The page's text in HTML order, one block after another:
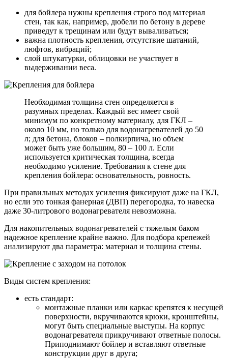
для бойлера нужны крепления строго под материал
стен, так как, например, дюбели по бетону в дереве
приведут к трещинам или будут вываливаться;
важна плотность крепления, отсутствие шатаний,
люфтов, вибраций;
слой штукатурки, облицовки не участвует в
выдерживании веса.
Необходимая толщина стен определяется в
разумных пределах. Каждый вес имеет свой
минимум по конкретному материалу, для ГКЛ –
около 10 мм, но только для водонагревателей до 50
л; для бетона, блоков – полкирпича, но объем
может быть уже большим, 80 – 100 л. Если
используется критическая толщина, всегда
необходимо усиление. Требования к стене для
крепления бойлера: основательность, ровность.
При правильных методах усиления фиксируют даже на ГКЛ,
но если это тонкая фанерная (ДВП) перегородка, то навеска
даже 30-литрового водонагревателя невозможна.
Для накопительных водонагревателей с тяжелым баком
надежное крепление крайне важно. Для подбора крепежей
анализируют два параметра: материал и толщина стены.
Виды систем крепления:
есть стандарт:
монтажные планки или каркас крепятся к несущей
поверхности, вкручиваются крюки, кронштейны,
могут быть специальные выступы. На корпус
водонагревателя прикручивают ответные полосы.
Приподнимают бойлер и вставляют ответные
конструкции друг в друга;